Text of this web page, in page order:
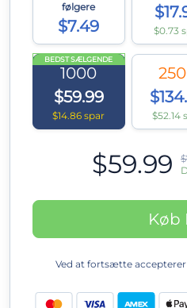
følgere
$7.49 $0.73
BEDST SÆLGENDE
1000
$59.99
$14.86 spar $52.14
$59.99
Køb
Ved at fortsætte